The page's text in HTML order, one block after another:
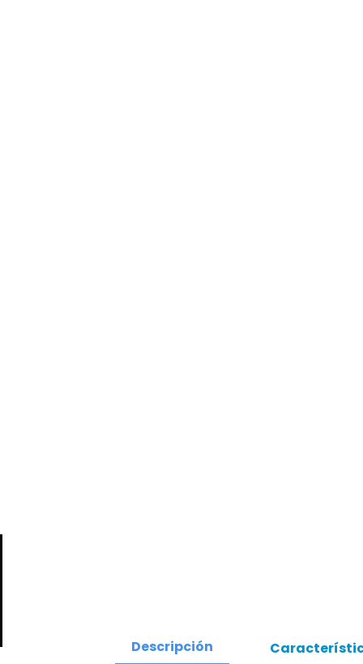
Descripción